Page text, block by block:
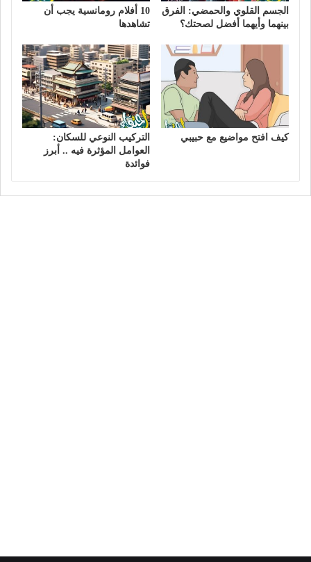
الجسم القلوي والحمضي: الفرق
بينهما وأيهما أفضل لصحتك؟
10 أفلام رومانسية يجب أن
تشاهدها
كيف افتح مواضيع مع حبيبي
التركيب النوعي للسكان:
العوامل المؤثرة فيه .. أبرز
فوائدة